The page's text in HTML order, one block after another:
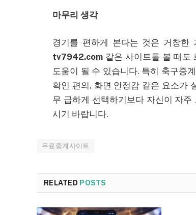
마무리 생각
경기를 편하게 본다는 것은 거창한
tv7942.com 같은 사이트를 볼 때도
도움이 될 수 있습니다. 특히 축구중
확인 편의, 화면 안정감 같은 요소가
무 급하게 선택하기보다 자신이 자
시기 바랍니다.
무료중계사이트
RELATED POSTS